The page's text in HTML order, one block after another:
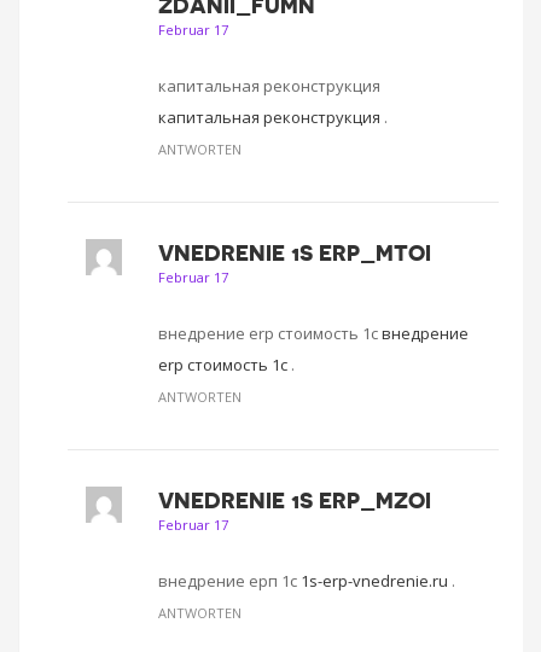
ZDANII_FUMN
Februar 17
капитальная реконструкция
капитальная реконструкция .
ANTWORTEN
VNEDRENIE 1S ERP_MTOI
Februar 17
внедрение erp стоимость 1свнедрение
erp стоимость 1с.
ANTWORTEN
VNEDRENIE 1S ERP_MZOI
Februar 17
внедрение ерп 1с 1s-erp-vnedrenie.ru .
ANTWORTEN